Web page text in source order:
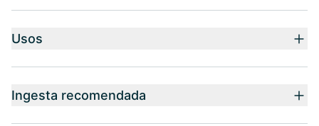
Usos
Ingesta recomendada